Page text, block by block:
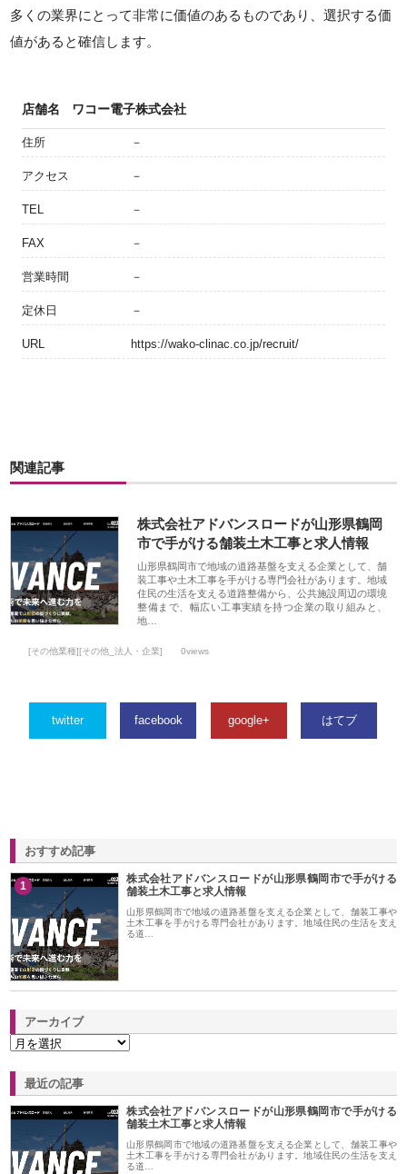
多くの業界にとって非常に価値のあるものであり、選択する価
値があると確信します。
店舗名 ワコー電子株式会社
住所 －
アクセス －
TEL －
FAX －
営業時間 －
定休日 －
URL https://wako-clinac.co.jp/recruit/
関連記事
株式会社アドバンスロードが山形県鶴岡
市で手がける舗装土木工事と求人情報
山形県鶴岡市で地域の道路基盤を支える企業として、舗
装工事や土木工事を手がける専門会社があります。地域
住民の生活を支える道路整備から、公共施設周辺の環境
整備まで、幅広い工事実績を持つ企業の取り組みと、
地…
[その他業種][その他_法人・企業] 0views
twitter facebook google+ はてブ
おすすめ記事
1
株式会社アドバンスロードが山形県鶴岡市で手がける
舗装土木工事と求人情報
山形県鶴岡市で地域の道路基盤を支える企業として、舗装工事や
土木工事を手がける専門会社があります。地域住民の生活を支え
る道…
アーカイブ
最近の記事
株式会社アドバンスロードが山形県鶴岡市で手がける
舗装土木工事と求人情報
山形県鶴岡市で地域の道路基盤を支える企業として、舗装工事や
土木工事を手がける専門会社があります。地域住民の生活を支え
る道…